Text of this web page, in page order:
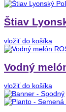
Štiav
vložiť do košíka
Vodný
vložiť do košíka